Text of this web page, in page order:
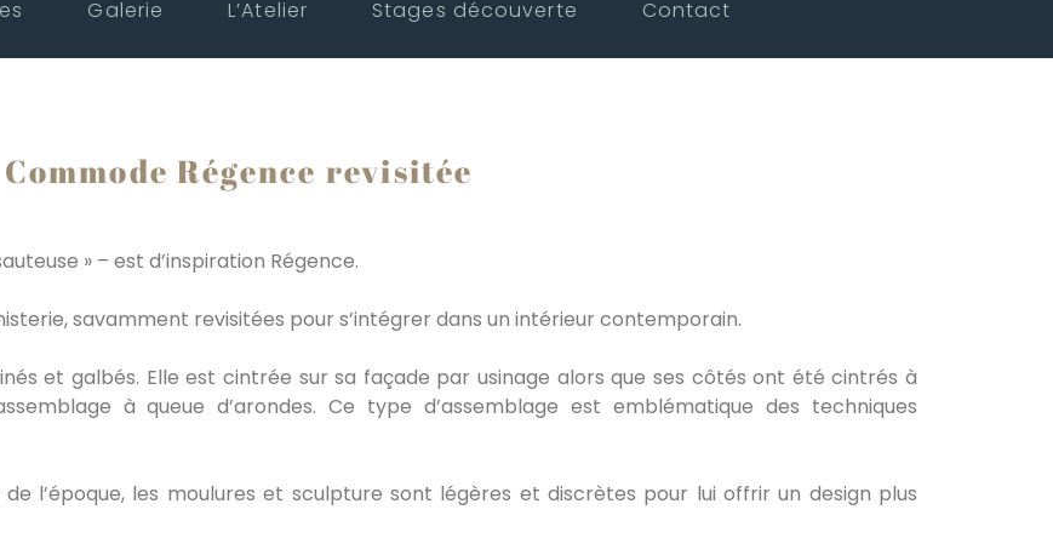
Galerie L’Atelier Stages découverte Contact
Commode Régence revisitée
» – est d’inspiration Régence.
savamment revisitées pour s’intégrer dans un intérieur contemporain.
et galbés. Elle est cintrée sur sa façade par usinage alors que ses côtés ont été cintrés à
à queue d’arondes. Ce type d’assemblage est emblématique des techniques
l’époque, les moulures et sculpture sont légères et discrètes pour lui offrir un design plus